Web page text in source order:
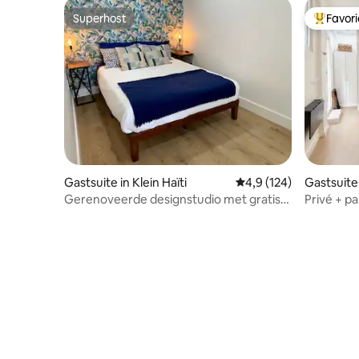
Superhost
Superhost
Gastsuite in Klein Haïti Gemiddelde
4,9 (124)
Gerenoveerde designstudio met gratis
Privé +